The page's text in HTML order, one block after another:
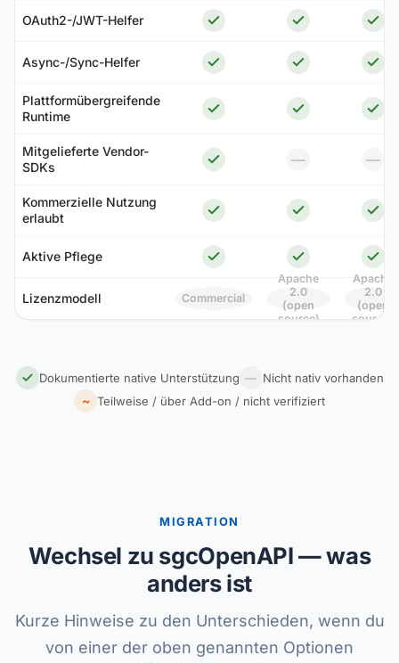
OAuth2-/JWT-Helfer
Async-/Sync-Helfer
Plattformübergreifende
Runtime
Mitgelieferte Vendor-
SDKs
— —
Kommerzielle Nutzung
erlaubt
Aktive Pflege
Lizenzmodell Commercial
Apache
2.0
(open
source)
Apache
2.0
(open
source)
Dokumentierte native Unterstützung — Nicht nativ vorhanden
~ Teilweise / über Add-on / nicht verifiziert
MIGRATION
Wechsel zu sgcOpenAPI — was
anders ist
Kurze Hinweise zu den Unterschieden, wenn du
von einer der oben genannten Optionen